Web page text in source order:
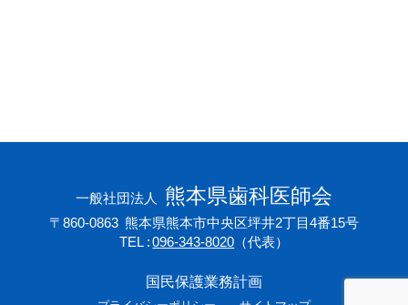
一般社団法人 熊本県歯科医師会
〒860-0863 熊本県熊本市中央区坪井2丁目4番15号
TEL
096-343-8020 （代表）
国民保護業務計画